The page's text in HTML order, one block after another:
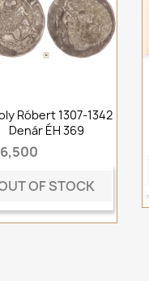
Róbert 1307-1342
Denár ÉH 369
OF STOCK